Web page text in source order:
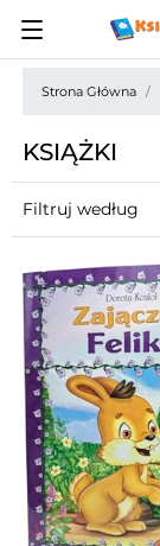
Strona Główna
KSIĄŻKI
Filtruj według